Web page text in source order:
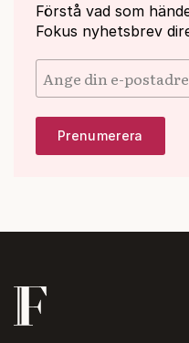
Förstå vad som
Fokus nyhetsbrev